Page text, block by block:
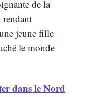
de la
rendant
jeune fille
le monde
dans le Nord